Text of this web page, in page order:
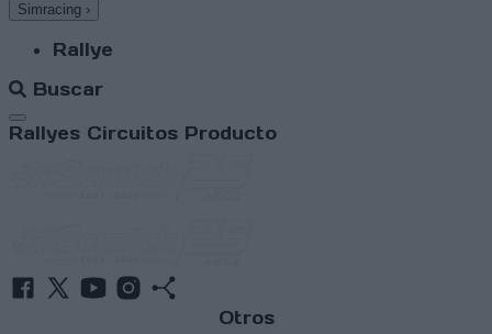
Simracing ›
Rallye
Buscar
Abrir menú
Rallyes Circuitos Producto
Otros